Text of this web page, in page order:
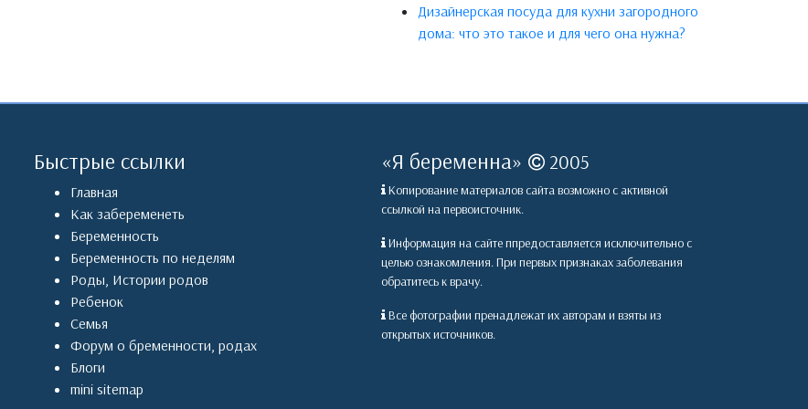
Дизайнерская посуда для кухни загородного
дома: что это такое и для чего она нужна?
Быстрые ссылки
Главная
Как забеременеть
Беременность
Беременность по неделям
Роды, Истории родов
Ребенок
Семья
Форум о бременности, родах
Блоги
mini sitemap
«Я беременна» 2005
Копирование материалов сайта возможно с активной
ссылкой на первоисточник.
Информация на сайте ппредоставляется исключительно с
целью ознакомления. При первых признаках заболевания
обратитесь к врачу.
Все фотографии пренадлежат их авторам и взяты из
открытых источников.